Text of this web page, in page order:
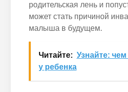
родительская лень и
может стать причиной
малыша в будущем.
Читайте: Узнайте:
у ребенка